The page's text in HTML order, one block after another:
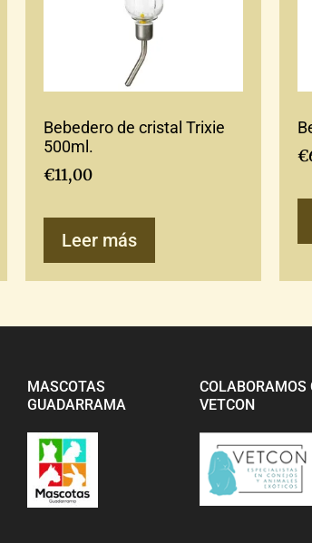
Bebedero de cristal Trixie
500ml.
€11,00
Leer más
€
MASCOTAS
GUADARRAMA
COLABORAMOS
VETCON